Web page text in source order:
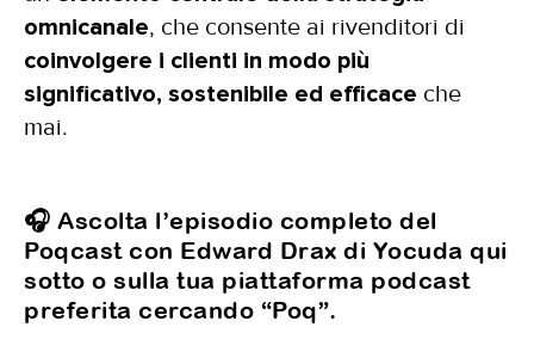
omnicanale, che consente ai rivenditori di
coinvolgere i clienti in modo più
significativo, sostenibile ed efficace che
mai.
🎧 Ascolta l’episodio completo del
Poqcast con Edward Drax di Yocuda qui
sotto o sulla tua piattaforma podcast
preferita cercando “Poq”.